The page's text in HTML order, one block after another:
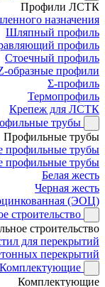
Профили ЛСТК
назначения
Шляпный профиль
профиль
Стоечный профиль
образные профили
Σ-профиль
Термопрофиль
Крепеж для ЛСТК
трубы
Профильные трубы
профильные трубы
профильные трубы
Белая жесть
Черная жесть
(ЭОЦ)
строительство
строительство
для перекрытий
перекрытий
Комплектующие
Комплектующие